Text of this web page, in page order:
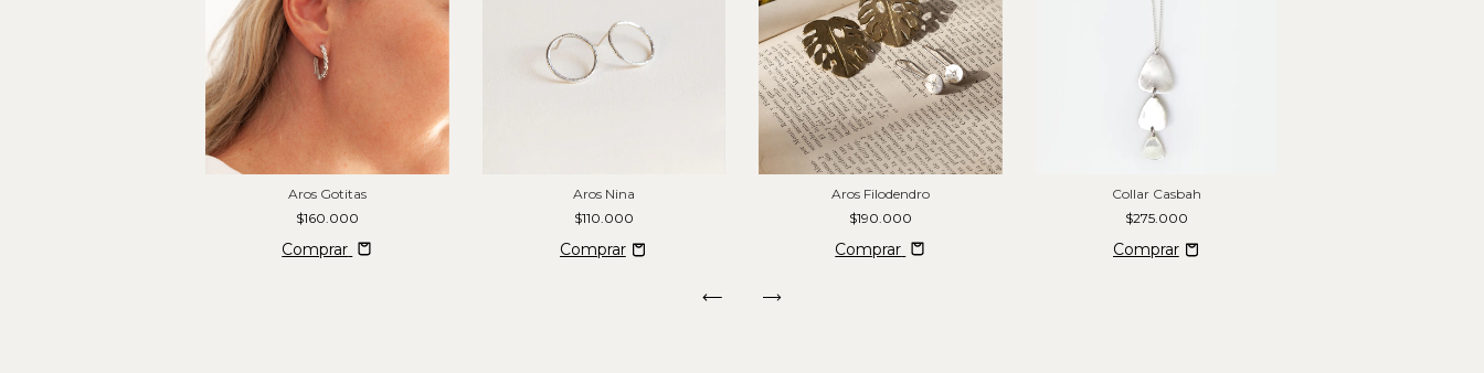
Aros Gotitas
$160.000
Comprar
Aros Nina
$110.000
Aros Filodendro
$190.000
Comprar
Collar Casbah
$275.000